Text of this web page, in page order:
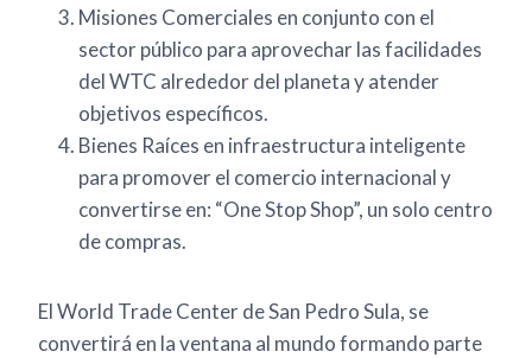
Misiones Comerciales en conjunto con el
sector público para aprovechar las facilidades
del WTC alrededor del planeta y atender
objetivos específicos.
Bienes Raíces en infraestructura inteligente
para promover el comercio internacional y
convertirse en: “One Stop Shop”, un solo centro
de compras.
El World Trade Center de San Pedro Sula, se
convertirá en la ventana al mundo formando parte